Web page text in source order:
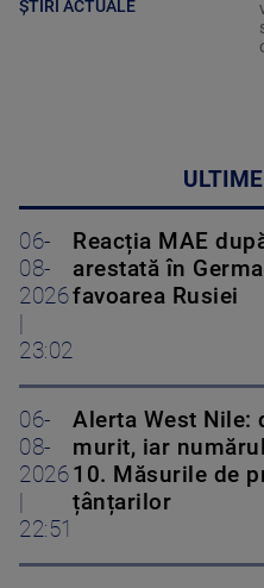
ȘTIRI ACTUALE
06-
08-
2026
23:02
Reacția MAE
arestată în
favoarea Rusiei
06-
08-
2026
22:51
Alerta West Nile:
murit, iar
10. Măsurile de
țânțarilor